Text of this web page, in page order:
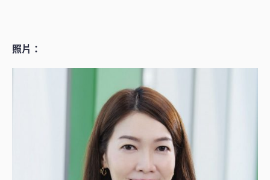
照片：